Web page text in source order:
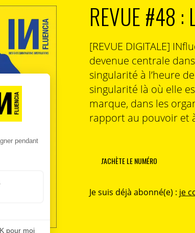
REVUE #48 :
[REVUE DIGITALE]
devenue centrale
singularité à l’heure
singularité là où elle
marque, dans les
rapport au pouvoir et
J'ACHÈTE LE NUMÉRO
Je suis déjà abonné(e) : je